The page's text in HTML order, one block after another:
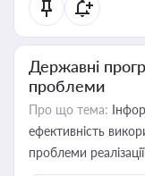
Державні
проблеми
Про що тема:
ефективність
проблеми